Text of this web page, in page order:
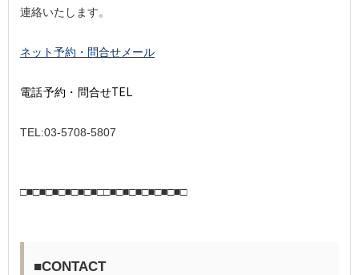
連絡いたします。
ネット予約・問合せメール
電話予約・問合せTEL
TEL:03-5708-5807
□■□■□■□■□■□■□□■□■□■□■□■□■□
■CONTACT